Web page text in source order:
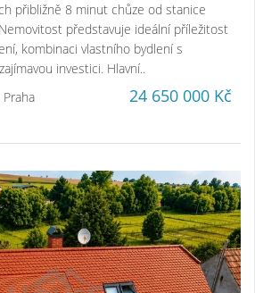
přibližně 8 minut chůze od stanice
představuje ideální příležitost
kombinaci vlastního bydlení s
investici. Hlavní..
24 650 000 Kč